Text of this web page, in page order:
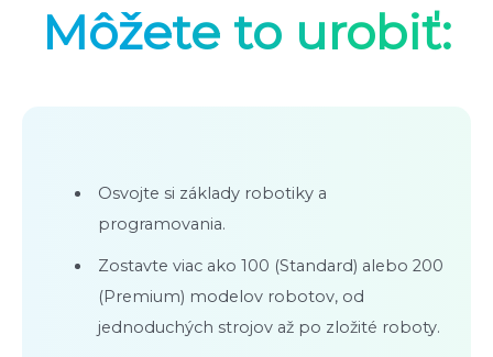
Môžete to urobiť:
Osvojte si základy robotiky a
programovania.
Zostavte viac ako 100 (Standard) alebo 200
(Premium) modelov robotov, od
jednoduchých strojov až po zložité roboty.